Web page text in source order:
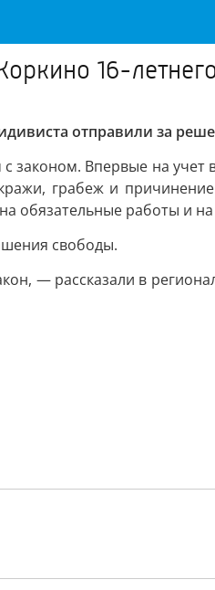
16-
отправили за
Впервые на учет
грабеж и
обязательные работы и на
свободы.
— рассказали в